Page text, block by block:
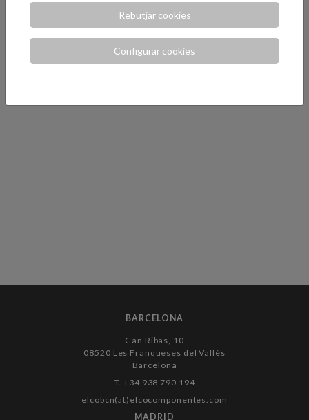
BARCELONA
Can Ribas, 10
08520 Les Franqueses del Vallès
Barcelona
T. +34 938 790 194
elcobcn(at)elcocomponentes.com
MADRID
Rebutjar cookies
Configurar cookies